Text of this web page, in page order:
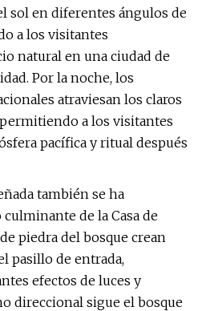
sol en diferentes ángulos de
a los visitantes
natural en una ciudad de
Por la noche, los
atraviesan los claros
a los visitantes
pacífica y ritual después
también se ha
de la Casa de
piedra del bosque crean
pasillo de entrada,
efectos de luces y
direccional sigue el bosque